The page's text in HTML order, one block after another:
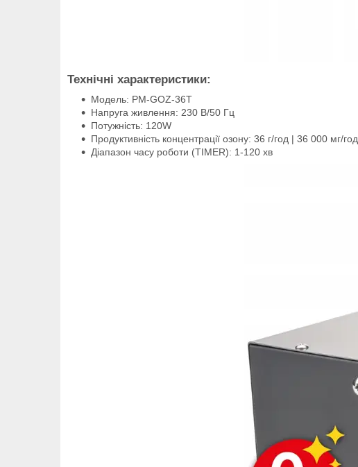
Технічні характеристики:
Модель: PM-GOZ-36T
Напруга живлення: 230 В/50 Гц
Потужність: 120W
Продуктивність концентрації озону: 36 г/год | 36 000 мг/год
Діапазон часу роботи (TIMER): 1-120 хв